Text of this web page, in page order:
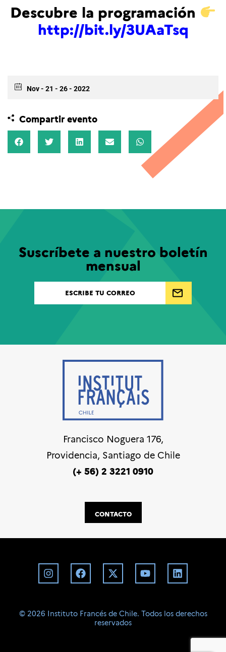
Descubre la programación
http://bit.ly/3UAaTsq
Nov - 21 - 26 - 2022
Compartir evento
Suscríbete a nuestro boletín
mensual
Francisco Noguera 176,
Providencia, Santiago de Chile
(+ 56) 2 3221 0910
CONTACTO
©️ 2026 Instituto Francés de Chile. Todos los derechos
reservados